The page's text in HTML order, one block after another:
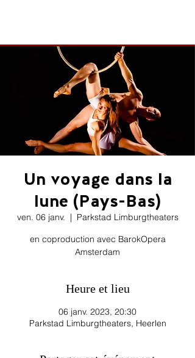
Un voyage dans la
lune (Pays-Bas)
ven. 06 janv.
  |
Parkstad Limburgtheaters
en coproduction avec BarokOpera
Amsterdam
Heure et lieu
06 janv. 2023, 20:30
Parkstad Limburgtheaters, Heerlen